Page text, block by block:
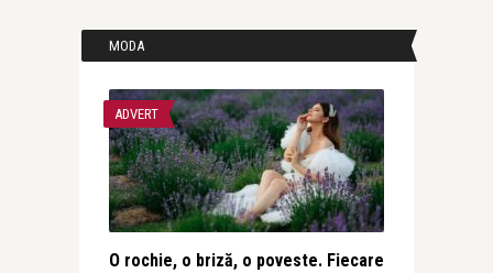
MODA
ADVERT
O rochie, o briză, o poveste. Fiecare